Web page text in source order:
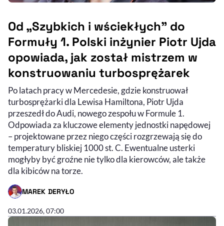
Od „Szybkich i wściekłych” do
Formuły 1. Polski inżynier Piotr Ujda
opowiada, jak został mistrzem w
konstruowaniu turbosprężarek
Po latach pracy w Mercedesie, gdzie konstruował
turbosprężarki dla Lewisa Hamiltona, Piotr Ujda
przeszedł do Audi, nowego zespołu w Formule 1.
Odpowiada za kluczowe elementy jednostki napędowej
– projektowane przez niego części rozgrzewają się do
temperatury bliskiej 1000 st. C. Ewentualne usterki
mogłyby być groźne nie tylko dla kierowców, ale także
dla kibiców na torze.
MAREK DERYŁO
- AUTOR ARTYKUŁU - PROFIL
03.01.2026, 07:00